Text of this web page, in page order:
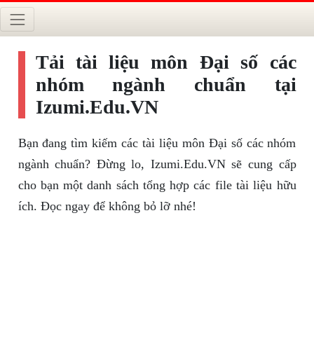
Tải tài liệu môn Đại số các
nhóm ngành chuẩn tại
Izumi.Edu.VN
Bạn đang tìm kiếm các tài liệu môn Đại số các nhóm
ngành chuẩn? Đừng lo, Izumi.Edu.VN sẽ cung cấp
cho bạn một danh sách tổng hợp các file tài liệu hữu
ích. Đọc ngay để không bỏ lỡ nhé!